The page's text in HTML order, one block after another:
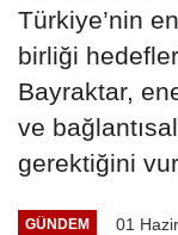
Türkiye’nin
birliği
Bayraktar,
ve
gerektiğini
GÜNDEM 01